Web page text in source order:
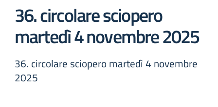
36. circolare sciopero
martedì 4 novembre 2025
36. circolare sciopero martedì 4 novembre
2025